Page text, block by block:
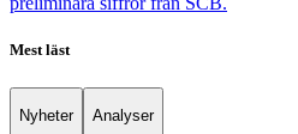
Mest läst
Nyheter Analyser